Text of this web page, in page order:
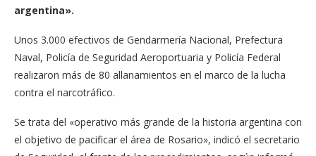
argentina».
Unos 3.000 efectivos de Gendarmería Nacional, Prefectura
Naval, Policía de Seguridad Aeroportuaria y Policía Federal
realizaron más de 80 allanamientos en el marco de la lucha
contra el narcotráfico.
Se trata del «operativo más grande de la historia argentina con
el objetivo de pacificar el área de Rosario», indicó el secretario